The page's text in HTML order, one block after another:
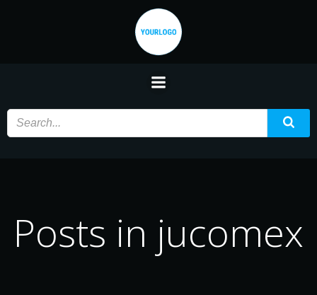
Saltar
contenido
Posts in jucomex